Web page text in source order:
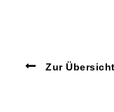
Zur Übersicht